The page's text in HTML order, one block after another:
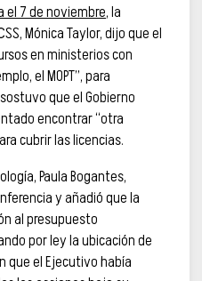
el 7 de noviembre, la
Mónica Taylor, dijo que el
en ministerios con
el MOPT”, para
que el Gobierno
encontrar “otra
cubrir las licencias.
Paula Bogantes,
y añadió que la
al presupuesto
por ley la ubicación de
que el Ejecutivo había